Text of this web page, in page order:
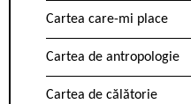
Cartea care-mi place
Cartea de antropologie
Cartea de călătorie